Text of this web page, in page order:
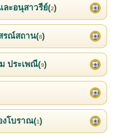
ละอนุสาวรีย์(2)
รณ์สถาน(8)
ประเพณี(9)
งโบราณ(1)